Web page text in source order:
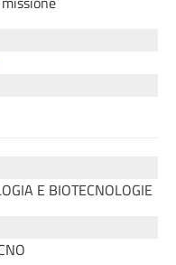
E BIOTECNOLOGIE